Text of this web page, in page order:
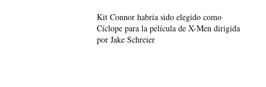
Kit Connor habría sido elegido como
Cíclope para la película de X-Men dirigida
por Jake Schreier